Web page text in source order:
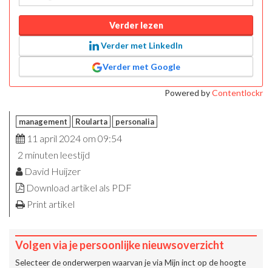
Verder lezen
Verder met LinkedIn
Verder met Google
Powered byContentlockr
management Roularta personalia
11 april 2024 om 09:54
2 minuten leestijd
David Huijzer
Download artikel als PDF
Print artikel
Volgen via je persoonlijke nieuwsoverzicht
Selecteer de onderwerpen waarvan je via Mijn inct op de hoogte